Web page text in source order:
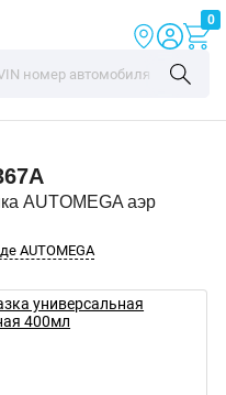
0
AUTOMEGA аэр
AUTOMEGA